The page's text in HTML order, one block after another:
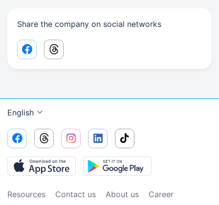
Share the company on social networks
Facebook share link
Threads share link
English
Resources Contact us About us
Сareer